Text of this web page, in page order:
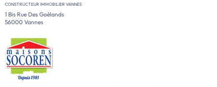
CONSTRUCTEUR IMMOBILIER VANNES
1 Bis Rue Des Goélands
56000 Vannes